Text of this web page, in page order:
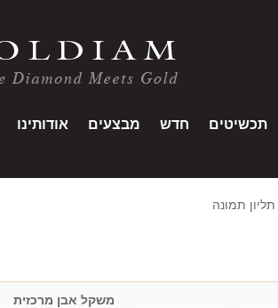
תכשיטים חדש מבצעים אודותינו
תליון תמונה
משקל אבן מרכזית